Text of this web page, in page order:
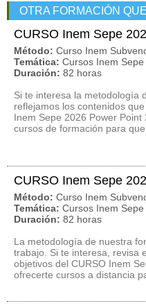
OTRA FORMACIÓN
CURSO Inem Sepe
Método: Curso Inem
Temática: Cursos Inem
Duración: 82 horas
Si te interesa la metodología
reflejamos los contenidos
Inem Sepe 2026 Power
cursos de formación para que
CURSO Inem Sepe
Método: Curso Inem
Temática: Cursos Inem
Duración: 82 horas
La metodología de nuestra
trabajo. Si te interesa, revisa
objetivos del CURSO Inem
ofrecerte cursos a distancia